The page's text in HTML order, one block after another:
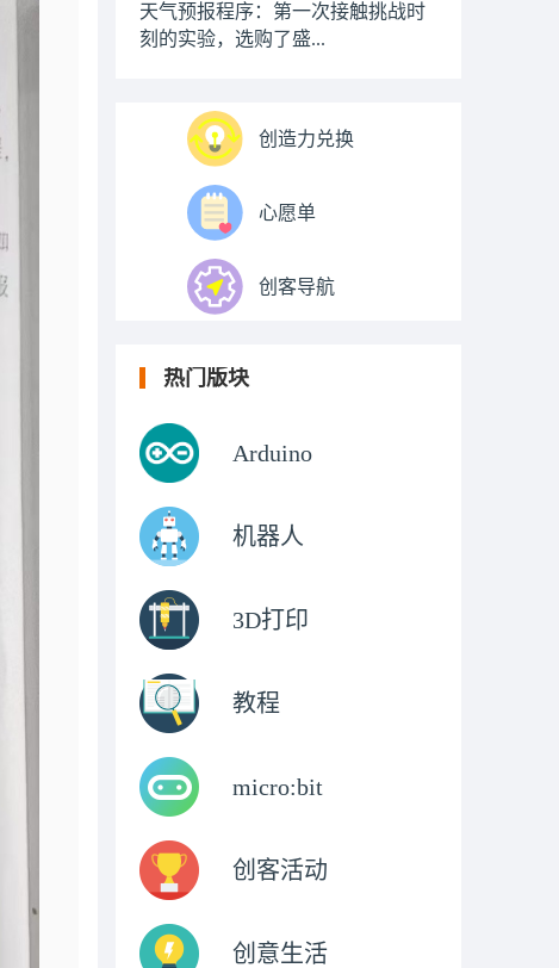
天气预报程序：第一次接触挑战时
刻的实验，选购了盛...
创造力兑换
心愿单
创客导航
热门版块
Arduino
机器人
3D打印
教程
micro:bit
创客活动
创意生活